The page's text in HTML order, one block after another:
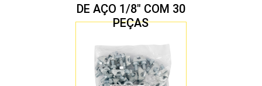
DE AÇO 1/8″ COM 30
PEÇAS